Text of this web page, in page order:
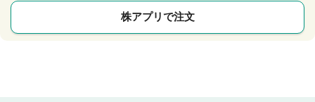
株アプリで注文